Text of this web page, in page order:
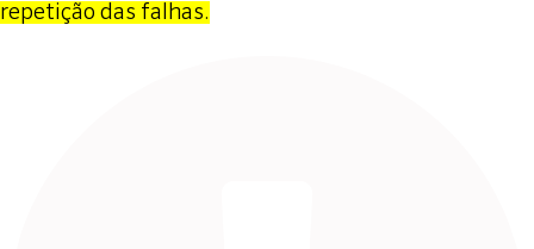
repetição das falhas.